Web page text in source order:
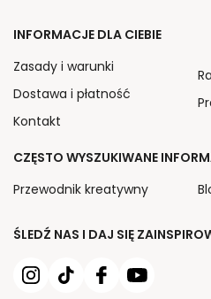
ŚLEDŹ NAS I DAJ SIĘ
INFORMACJE DLA CIEBIE
Zasady i warunki
Dostawa i płatność
Kontakt
CZĘSTO WYSZUKIWANE
Przewodnik kreatywny